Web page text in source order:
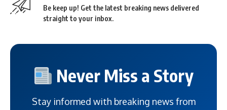
Be keep up! Get the latest breaking news delivered
straight to your inbox.
Never Miss a Story
Stay informed with breaking news from